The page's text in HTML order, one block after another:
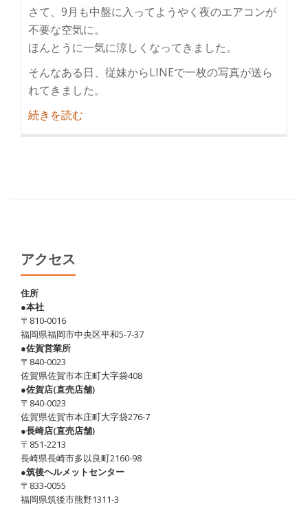
さて、9月も中盤に入ってようやく夜のエアコンが
不要な空気に。
ほんとうに一気に涼しくなってきました。
そんなある日、従妹からLINEで一枚の写真が送ら
れてきました。
続きを読む
あ
アクセス
住所
●本社
〒810-0016
福岡県福岡市中央区平和5-7-37
●佐賀営業所
〒840-0023
佐賀県佐賀市本庄町大字袋408
●佐賀店(直売店舗)
〒840-0023
佐賀県佐賀市本庄町大字袋276-7
●長崎店(直売店舗)
〒851-2213
長崎県長崎市多以良町2160-98
●筑後ヘルメットセンター
〒833-0055
福岡県筑後市熊野1311-3